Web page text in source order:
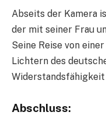
Abseits der Kamera
der mit seiner Frau
Seine Reise von
Lichtern des
Widerstandsfähigkeit
Abschluss: